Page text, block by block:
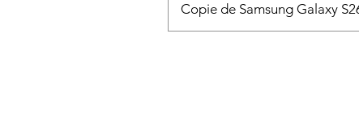
Copie de Samsung Galaxy